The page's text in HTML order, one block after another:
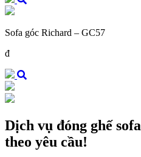
Sofa góc Richard – GC57
đ
Dịch vụ đóng ghế sofa
theo yêu cầu!